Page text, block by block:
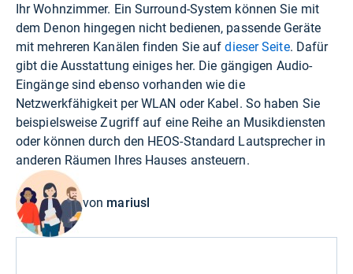
Ihr Wohnzimmer. Ein Surround-System können Sie mit
dem Denon hingegen nicht bedienen, passende Geräte
mit mehreren Kanälen finden Sie aufdieser Seite. Dafür
gibt die Ausstattung einiges her. Die gängigen Audio-
Eingänge sind ebenso vorhanden wie die
Netzwerkfähigkeit per WLAN oder Kabel. So haben Sie
beispielsweise Zugriff auf eine Reihe an Musikdiensten
oder können durch den HEOS-Standard Lautsprecher in
anderen Räumen Ihres Hauses ansteuern.
von mariusl